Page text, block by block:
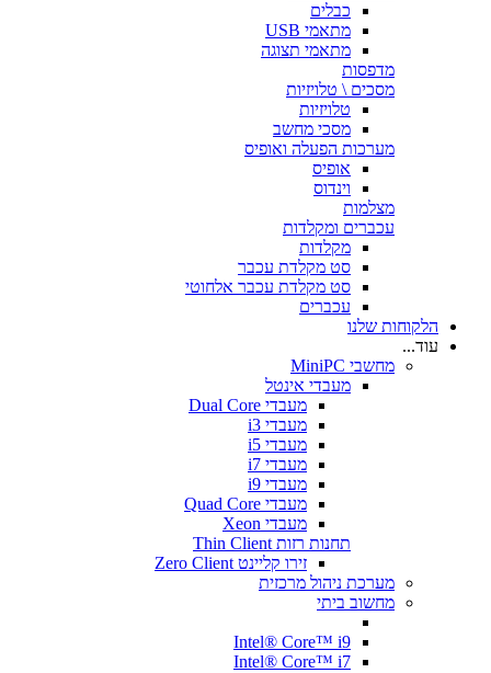
כבלים
מתאמי USB
מתאמי תצוגה
מדפסות
מסכים \ טלויזיות
טלויזיות
מסכי מחשב
מערכות הפעלה ואופיס
אופיס
וינדוס
מצלמות
עכברים ומקלדות
מקלדות
סט מקלדת עכבר
סט מקלדת עכבר אלחוטי
עכברים
הלקוחות שלנו
עוד...
מחשבי MiniPC
מעבדי אינטל
מעבדי Dual Core
מעבדי i3
מעבדי i5
מעבדי i7
מעבדי i9
מעבדי Quad Core
מעבדי Xeon
תחנות רזות Thin Client
זירו קליינט Zero Client
מערכת ניהול מרכזית
מחשוב ביתי
Intel® Core™ i9
Intel® Core™ i7